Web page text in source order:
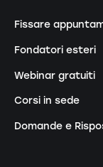
Fissare
Fondatori esteri
Webinar gratuiti
Corsi in sede
Domande e